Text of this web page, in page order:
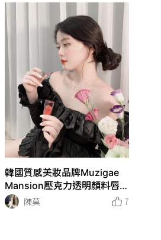
韓國質感美妝品牌Muzigae
Mansion壓克力透明顏料唇釉
真的好用嗎？高質感調色不顯
唇紋質地！
陳莫 7